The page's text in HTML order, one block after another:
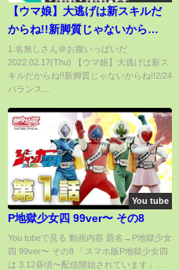
【ウマ娘】大逃げは新スキルだ
からね!!新脚質じゃないから
ね!!2/24バランス調整その②【バ
ランス調整】
1:名無しさん＠お腹いっぱいだ
2022.02.17(Thu) 【ウマ娘】大逃げは新ス
キルだからね!!新脚質じゃないからね!!2/24
バランス...
You tube
P地獄少女四 99ver〜 その8
You tubeで見る 動画内容 題名→P地獄少女
四 99ver〜 その8 「スマホ版P地獄少女四
は 3.12昼頃〜配信開始されています」 ...